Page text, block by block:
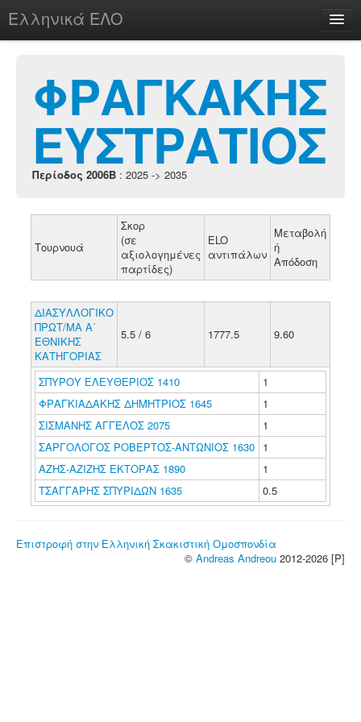
Ελληνικά ΕΛΟ
chesstu.be @ discord
Login
ΦΡΑΓΚΑΚΗΣ
ΕΥΣΤΡΑΤΙΟΣ
Περίοδος 2006B : 2025 -> 2035
Τουρνουά
Σκορ
(σε
αξιολογημένες
παρτίδες)
ELO
αντιπάλων
Μεταβολή
ή
Απόδοση
ΔΙΑΣΥΛΛΟΓΙΚΟ
ΠΡΩΤ/ΜΑ Α΄
ΕΘΝΙΚΗΣ
ΚΑΤΗΓΟΡΙΑΣ
5.5 / 6 1777.5 9.60
ΣΠΥΡΟΥ ΕΛΕΥΘΕΡΙΟΣ 1410
1
ΦΡΑΓΚΙΑΔΑΚΗΣ ΔΗΜΗΤΡΙΟΣ 1645
1
ΣΙΣΜΑΝΗΣ ΑΓΓΕΛΟΣ 2075
1
ΣΑΡΓΟΛΟΓΟΣ ΡΟΒΕΡΤΟΣ-ΑΝΤΩΝΙΟΣ 1630 1
ΑΖΗΣ-ΑΖΙΖΗΣ ΕΚΤΟΡΑΣ 1890
1
ΤΣΑΓΓΑΡΗΣ ΣΠΥΡΙΔΩΝ 1635
0.5
Επιστροφή στην Ελληνική Σκακιστική Ομοσπονδία
© Andreas Andreou 2012-2026 [P]